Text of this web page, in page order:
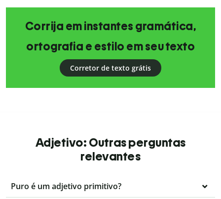
Corrija em instantes gramática,
ortografia e estilo em seu texto
Corretor de texto grátis
Adjetivo: Outras perguntas
relevantes
Puro é um adjetivo primitivo?